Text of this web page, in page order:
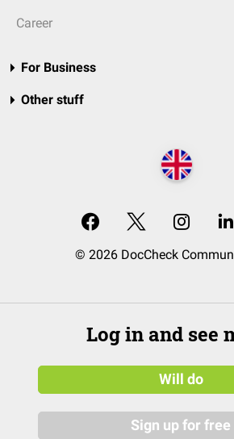
Career
For Business
Other stuff
© 2026 DocCheck
Log in and see
Will do
Sign up for free